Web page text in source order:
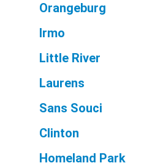
Orangeburg
Irmo
Little River
Laurens
Sans Souci
Clinton
Homeland Park